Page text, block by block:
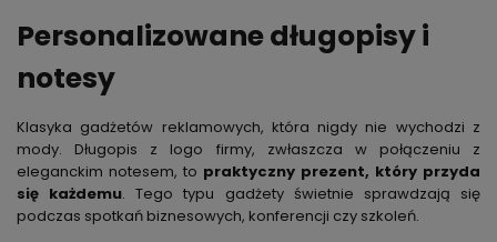
Personalizowane długopisy i
notesy
Klasyka gadżetów reklamowych, która nigdy nie wychodzi z
mody. Długopis z logo firmy, zwłaszcza w połączeniu z
eleganckim notesem, to praktyczny prezent, który przyda
się każdemu. Tego typu gadżety świetnie sprawdzają się
podczas spotkań biznesowych, konferencji czy szkoleń.